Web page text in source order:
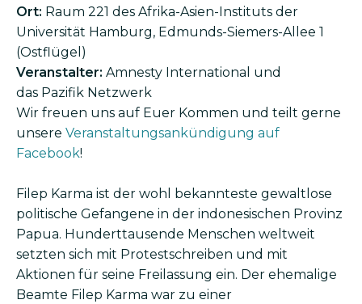
Ort: Raum 221 des Afrika-Asien-Instituts der
Universität Hamburg, Edmunds-Siemers-Allee 1
(Ostflügel)
Veranstalter: Amnesty International und
das Pazifik Netzwerk
Wir freuen uns auf Euer Kommen und teilt gerne
unsere Veranstaltungsankündigung auf
Facebook!
Filep Karma ist der wohl bekannteste gewaltlose
politische Gefangene in der indonesischen Provinz
Papua. Hunderttausende Menschen weltweit
setzten sich mit Protestschreiben und mit
Aktionen für seine Freilassung ein. Der ehemalige
Beamte Filep Karma war zu einer